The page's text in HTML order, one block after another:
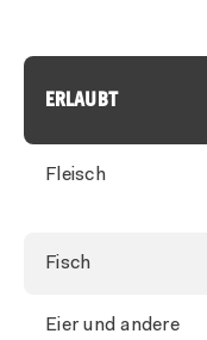
ERLAUBT
Fleisch
Fisch
Eier und andere